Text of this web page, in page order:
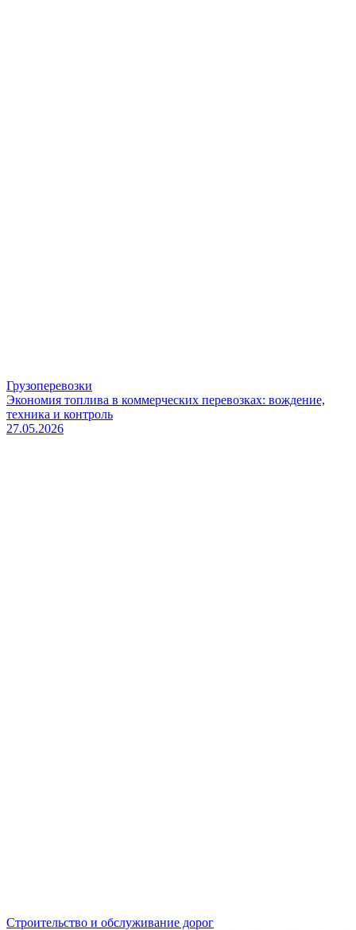
Грузоперевозки
Экономия топлива в коммерческих перевозках: вождение,
техника и контроль
27.05.2026
Строительство и обслуживание дорог